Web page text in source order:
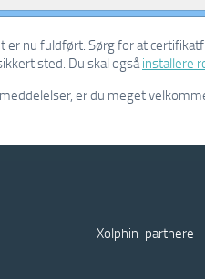
nu fuldført. Sørg for at
sted. Du skal også installere
er du meget
Xolphin-partnere